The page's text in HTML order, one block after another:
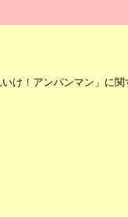
いけ！アンパンマン」に